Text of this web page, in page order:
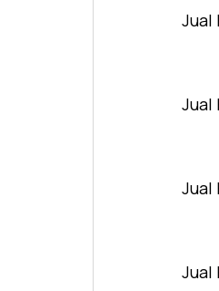
Jual
Jual
Jual
Jual